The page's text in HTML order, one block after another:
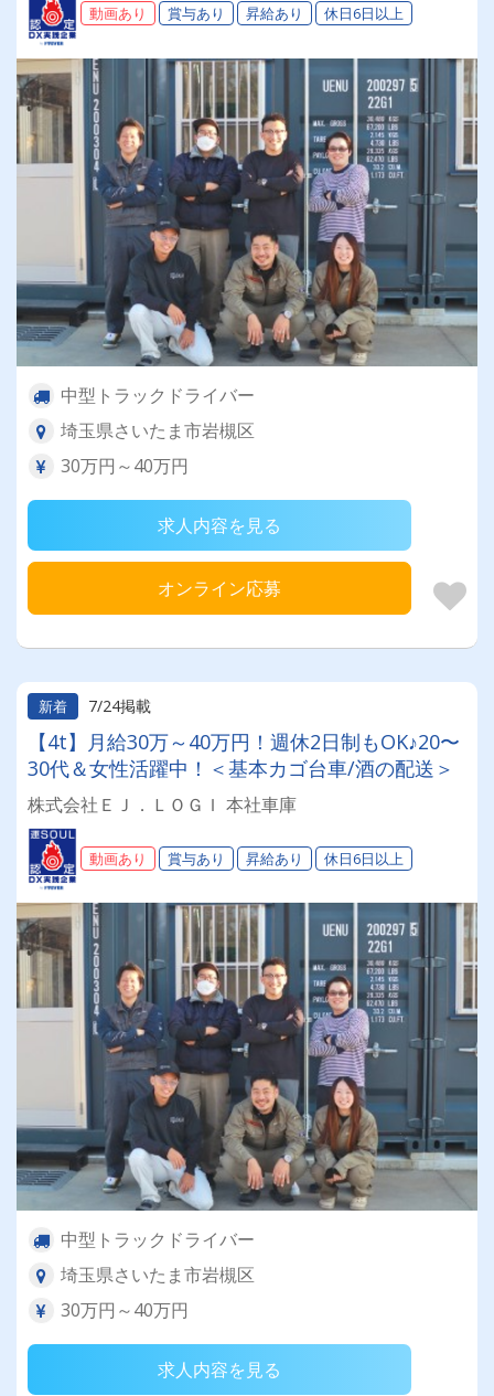
動画あり 賞与あり 昇給あり 休日6日以上
中型トラックドライバー
埼玉県さいたま市岩槻区
30万円～40万円
求人内容を見る
オンライン応募
新着 7/24掲載
【4t】月給30万～40万円！週休2日制もOK♪20〜
30代＆女性活躍中！＜基本カゴ台車/酒の配送＞
株式会社ＥＪ．ＬＯＧＩ 本社車庫
動画あり 賞与あり 昇給あり 休日6日以上
中型トラックドライバー
埼玉県さいたま市岩槻区
30万円～40万円
求人内容を見る